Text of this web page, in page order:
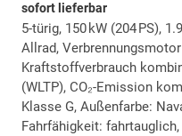
sofort lieferbar
5-türig, 150 kW (204 PS),
Allrad, Verbrennungsmotor
Kraftstoffverbrauch
(WLTP), CO₂-Emission
Klasse G, Außenfarbe:
Fahrfähigkeit: